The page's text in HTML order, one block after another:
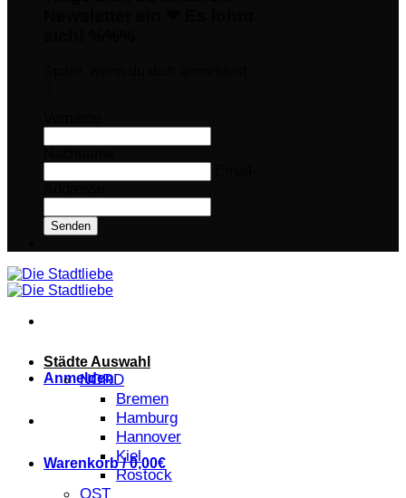
Senden
Anmelden
Warenkorb /0,00€
Städte Auswahl
NORD
Bremen
Hamburg
Hannover
Kiel
Rostock
OST